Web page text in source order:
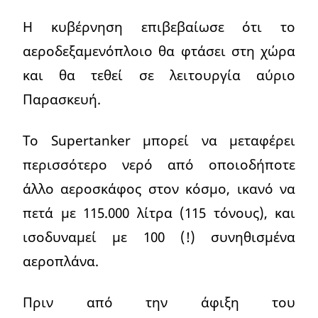
Η κυβέρνηση επιβεβαίωσε ότι το
αεροδεξαμενόπλοιο θα φτάσει στη χώρα
και θα τεθεί σε λειτουργία αύριο
Παρασκευή.
Το Supertanker μπορεί να μεταφέρει
περισσότερο νερό από οποιοδήποτε
άλλο αεροσκάφος στον κόσμο, ικανό να
πετά με 115.000 λίτρα (115 τόνους), και
ισοδυναμεί με 100 (!) συνηθισμένα
αεροπλάνα.
Πριν από την άφιξη του